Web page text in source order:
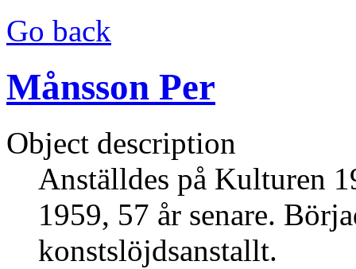
Go back
Månsson Per
Object description
Anställdes på Kulturen
1959, 57 år senare.
konstslöjdsanstallt.